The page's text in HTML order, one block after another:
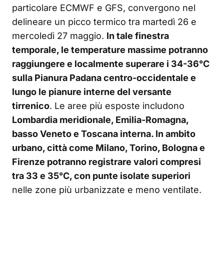
particolare ECMWF e GFS, convergono nel
delineare un picco termico tra martedì 26 e
mercoledì 27 maggio. In tale finestra
temporale, le temperature massime potranno
raggiungere e localmente superare i 34-36°C
sulla Pianura Padana centro-occidentale e
lungo le pianure interne del versante
tirrenico. Le aree più esposte includono
Lombardia meridionale, Emilia-Romagna,
basso Veneto e Toscana interna. In ambito
urbano, città come Milano, Torino, Bologna e
Firenze potranno registrare valori compresi
tra 33 e 35°C, con punte isolate superiori
nelle zone più urbanizzate e meno ventilate.